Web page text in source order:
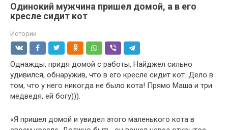
Одинокий мужчина пришел домой, а в его
кресле сидит кот
Истории
Однажды, придя домой с работы, Найджел сильно
удивился, обнаружив, что в его кресле сидит кот. Дело в
том, что у него никогда не было кота! Прямо Маша и три
медведя, ей богу))).
«Я пришел домой и увидел этого маленького кота в